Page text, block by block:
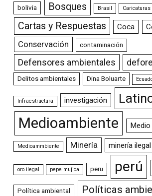
bolivia Bosques Brasil Caricaturas
Cartas y Respuestas Coca
Conservación contaminación
Defensores ambientales
Delitos ambientales Dina Boluarte
Infraestructura investigación
Medioambiente
Medioammbiente Minería minería ilegal
oro ilegal pepe mujica peru perú
Política ambiental Políticas